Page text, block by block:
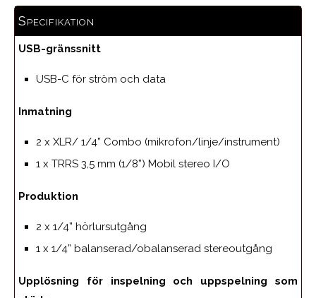
Specifikation
USB-gränssnitt
USB-C för ström och data
Inmatning
2 x XLR/ 1/4” Combo (mikrofon/linje/instrument)
1 x TRRS 3,5 mm (1/8”) Mobil stereo I/O
Produktion
2 x 1/4” hörlursutgång
1 x 1/4” balanserad/obalanserad stereoutgång
Upplösning för inspelning och uppspelning som